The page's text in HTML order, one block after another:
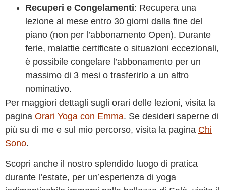
Recuperi e Congelamenti: Recupera una
lezione al mese entro 30 giorni dalla fine del
piano (non per l’abbonamento Open). Durante
ferie, malattie certificate o situazioni eccezionali,
è possibile congelare l’abbonamento per un
massimo di 3 mesi o trasferirlo a un altro
nominativo.
Per maggiori dettagli sugli orari delle lezioni, visita la
pagina Orari Yoga con Emma. Se desideri saperne di
più su di me e sul mio percorso, visita la pagina Chi
Sono.
Scopri anche il nostro splendido luogo di pratica
durante l’estate, per un’esperienza di yoga